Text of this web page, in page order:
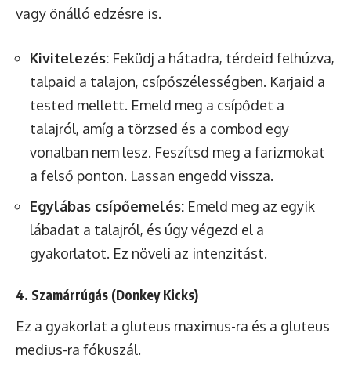
vagy önálló edzésre is.
Kivitelezés: Feküdj a hátadra, térdeid felhúzva,
talpaid a talajon, csípőszélességben. Karjaid a
tested mellett. Emeld meg a csípődet a
talajról, amíg a törzsed és a combod egy
vonalban nem lesz. Feszítsd meg a farizmokat
a felső ponton. Lassan engedd vissza.
Egylábas csípőemelés: Emeld meg az egyik
lábadat a talajról, és úgy végezd el a
gyakorlatot. Ez növeli az intenzitást.
4. Szamárrúgás (Donkey Kicks)
Ez a gyakorlat a gluteus maximus-ra és a gluteus
medius-ra fókuszál.